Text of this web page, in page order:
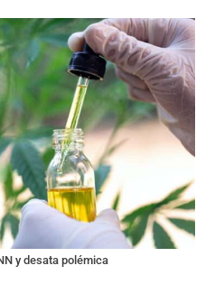
y desata polémica